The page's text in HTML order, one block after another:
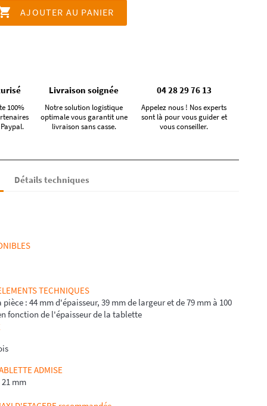
AJOUTER AU PANIER
100%
Livraison soignée
Notre solution logistique
optimale vous garantit une
livraison sans casse.
04 28 29 76 13
Appelez nous ! Nos experts
sont là pour vous guider et
vous conseiller.
Détails techniques
TECHNIQUES
: 44 mm d'épaisseur, 39 mm de largeur et de 79 mm à 100
fonction de l'épaisseur de la tablette
ADMISE
mm